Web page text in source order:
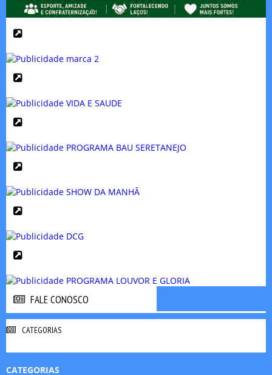
FALE CONOSCO
CATEGORIAS
CATEGORIAS